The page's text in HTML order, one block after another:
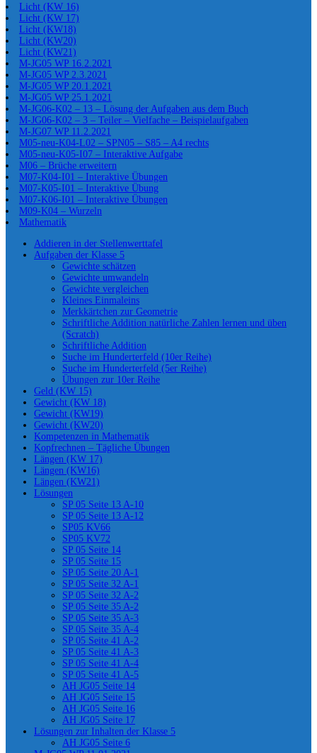
Licht (KW 16)
Licht (KW 17)
Licht (KW18)
Licht (KW20)
Licht (KW21)
M-JG05 WP 16.2.2021
M-JG05 WP 2.3.2021
M-JG05 WP 20.1.2021
M-JG05 WP 25.1.2021
M-JG06-K02 – 13 – Lösung der Aufgaben aus dem Buch
M-JG06-K02 – 3 – Teiler – Vielfache – Beispielaufgaben
M-JG07 WP 11.2.2021
M05-neu-K04-L02 – SPN05 – S85 – A4 rechts
M05-neu-K05-I07 – Interaktive Aufgabe
M06 – Brüche erweitern
M07-K04-I01 – Interaktive Übungen
M07-K05-I01 – Interaktive Übung
M07-K06-I01 – Interaktive Übungen
M09-K04 – Wurzeln
Mathematik
Addieren in der Stellenwerttafel
Aufgaben der Klasse 5
Gewichte schätzen
Gewichte umwandeln
Gewichte vergleichen
Kleines Einmaleins
Merkkärtchen zur Geometrie
Schriftliche Addition natürliche Zahlen lernen und üben
(Scratch)
Schriftliche Addition
Suche im Hunderterfeld (10er Reihe)
Suche im Hunderterfeld (5er Reihe)
Übungen zur 10er Reihe
Geld (KW 15)
Gewicht (KW 18)
Gewicht (KW19)
Gewicht (KW20)
Kompetenzen in Mathematik
Kopfrechnen – Tägliche Übungen
Längen (KW 17)
Längen (KW16)
Längen (KW21)
Lösungen
SP 05 Seite 13 A-10
SP 05 Seite 13 A-12
SP05 KV66
SP05 KV72
SP 05 Seite 14
SP 05 Seite 15
SP 05 Seite 20 A-1
SP 05 Seite 32 A-1
SP 05 Seite 32 A-2
SP 05 Seite 35 A-2
SP 05 Seite 35 A-3
SP 05 Seite 35 A-4
SP 05 Seite 41 A-2
SP 05 Seite 41 A-3
SP 05 Seite 41 A-4
SP 05 Seite 41 A-5
AH JG05 Seite 14
AH JG05 Seite 15
AH JG05 Seite 16
AH JG05 Seite 17
Lösungen zur Inhalten der Klasse 5
AH JG05 Seite 6